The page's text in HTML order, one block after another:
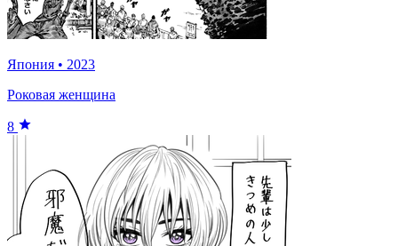
Япония • 2023
Роковая женщина
8